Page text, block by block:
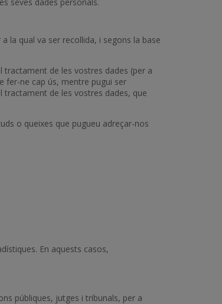
la qual va ser recollida, i segons la base
de les vostres dades (per a
fer-ne cap ús, mentre pugui ser
tractament de les vostres dades, que
o queixes que pugueu adreçar-nos
En aquests casos,
públiques, jutges i tribunals, per a